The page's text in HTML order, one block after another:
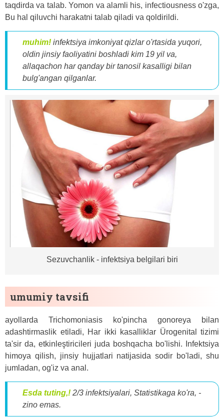
taqdirda va talab. Yomon va alamli his, infectiousness o'zga,
Bu hal qiluvchi harakatni talab qiladi va qoldirildi.
muhim! infektsiya imkoniyat qizlar o'rtasida yuqori,
oldin jinsiy faoliyatini boshladi kim 19 yil va,
allaqachon har qanday bir tanosil kasalligi bilan
bulg'angan qilganlar.
Sezuvchanlik - infektsiya belgilari biri
umumiy tavsifi
ayollarda Trichomoniasis ko'pincha gonoreya bilan
adashtirmaslik etiladi, Har ikki kasalliklar Ürogenital tizimi
ta'sir da, etkinleştiricileri juda boshqacha bo'lishi. Infektsiya
himoya qilish, jinsiy hujjatlari natijasida sodir bo'ladi, shu
jumladan, og'iz va anal.
Esda tuting,! 2/3 infektsiyalari, Statistikaga ko'ra, -
zino emas.